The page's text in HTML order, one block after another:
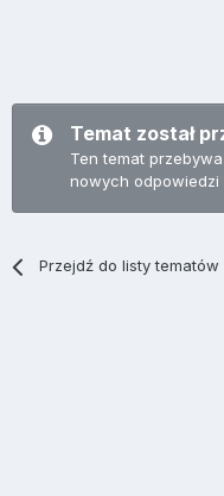
Temat został
Ten temat
nowych odpowiedzi
Przejdź do listy tematów